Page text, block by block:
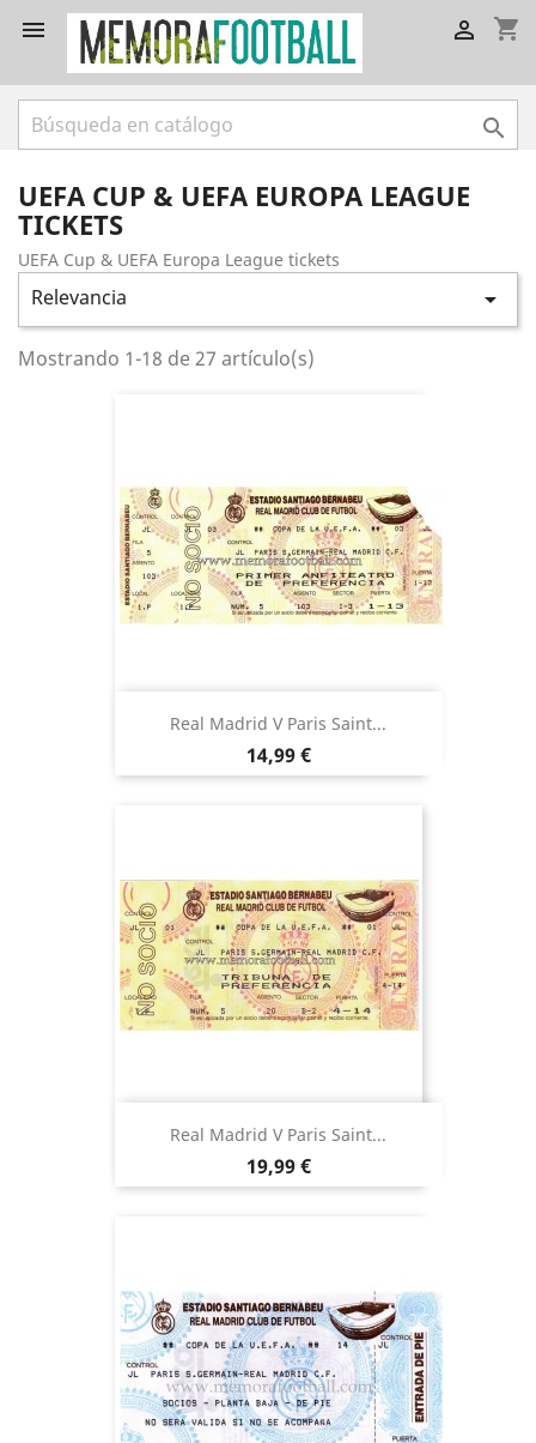
 shopping_cart


UEFA CUP & UEFA EUROPA LEAGUE
TICKETS
UEFA Cup & UEFA Europa League tickets
Relevancia 
Mostrando 1-18 de 27 artículo(s)
Real Madrid V Paris Saint...
Precio
14,99 €
Real Madrid V Paris Saint...
Precio
19,99 €